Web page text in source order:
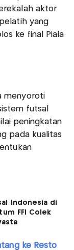
aktor
yang
ke final Piala
menyoroti
futsal
peningkatan
pada kualitas
Indonesia di
FFI Colek
ke Resto